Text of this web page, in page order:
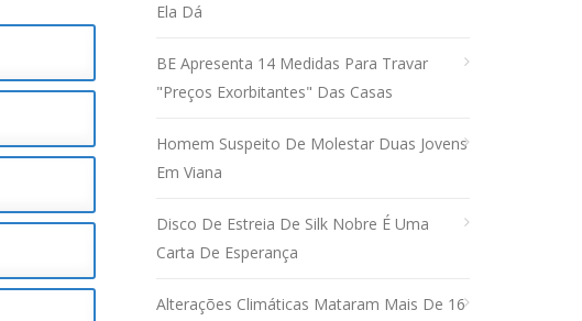
Ela Dá
BE Apresenta 14 Medidas Para Travar
"preços Exorbitantes" Das Casas
Homem Suspeito De Molestar Duas Jovens
Em Viana
Disco De Estreia De Silk Nobre É Uma
Carta De Esperança
Alterações Climáticas Mataram Mais De 16